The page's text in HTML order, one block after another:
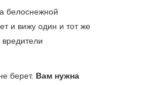
белоснежной
и вижу один и тот же
берет. Вам нужна